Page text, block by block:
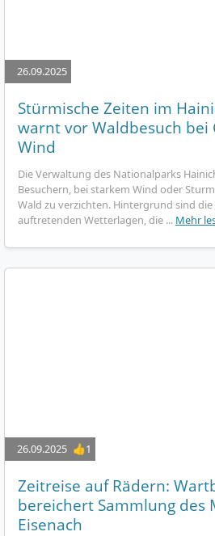
26.09.2025
Stürmische Zeiten im
warnt vor Waldbesuch bei
Wind
Die Verwaltung des Nationalparks
Besuchern, bei starkem Wind oder
Wald zu verzichten. Hintergrund sind
auftretenden Wetterlagen, die ... Mehr
26.09.2025 👍1
Zeitreise auf Rädern:
bereichert Sammlung des
Eisenach